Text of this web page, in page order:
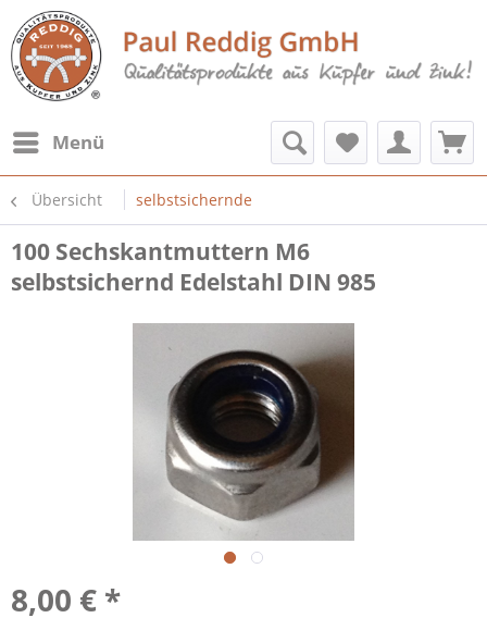
Menü
Übersicht selbstsichernde
100 Sechskantmuttern M6
selbstsichernd Edelstahl DIN 985
8,00 € *